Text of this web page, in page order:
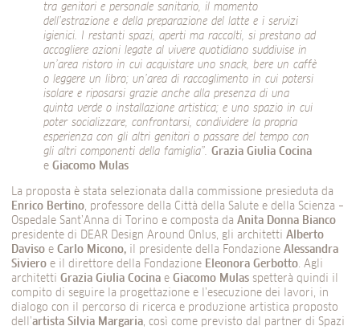
tra genitori e personale sanitario, il momento
dell’estrazione e della preparazione del latte e i servizi
igienici. I restanti spazi, aperti ma raccolti, si prestano ad
accogliere azioni legate al vivere quotidiano suddivise in
un’area ristoro in cui acquistare uno snack, bere un caffè
o leggere un libro; un’area di raccoglimento in cui potersi
isolare e riposarsi grazie anche alla presenza di una
quinta verde o installazione artistica; e uno spazio in cui
poter socializzare, confrontarsi, condividere la propria
esperienza con gli altri genitori o passare del tempo con
gli altri componenti della famiglia”. Grazia Giulia Cocina
e Giacomo Mulas
La proposta è stata selezionata dalla commissione presieduta da
Enrico Bertino, professore della Città della Salute e della Scienza –
Ospedale Sant’Anna di Torino e composta da Anita Donna Bianco
presidente di DEAR Design Around Onlus, gli architetti Alberto
Daviso e Carlo Micono, il presidente della Fondazione Alessandra
Siviero e il direttore della Fondazione Eleonora Gerbotto. Agli
architetti Grazia Giulia Cocina e Giacomo Mulas spetterà quindi il
compito di seguire la progettazione e l’esecuzione dei lavori, in
dialogo con il percorso di ricerca e produzione artistica proposto
dell’artista Silvia Margaria, così come previsto dal partner di Spazi